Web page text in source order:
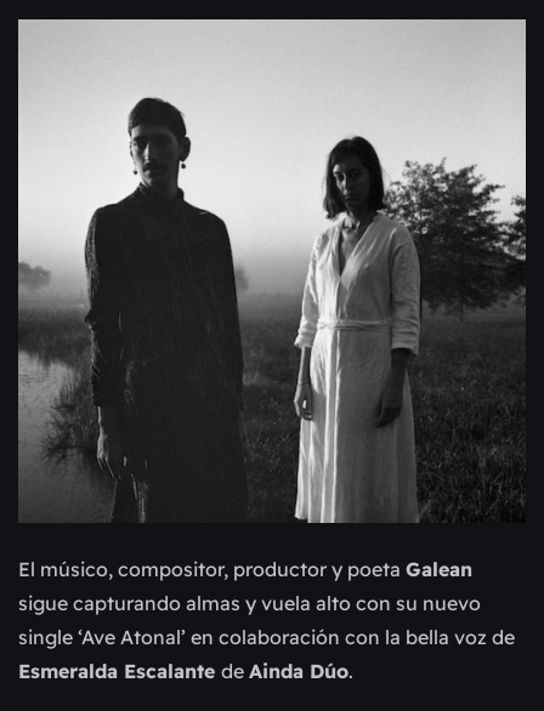
El músico, compositor, productor y poeta Galean
sigue capturando almas y vuela alto con su nuevo
single ‘Ave Atonal’ en colaboración con la bella voz de
Esmeralda Escalante de Ainda Dúo.